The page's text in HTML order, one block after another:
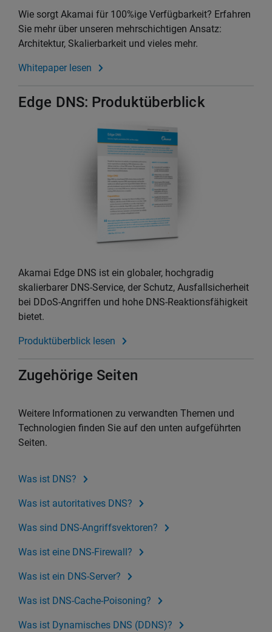
Wie sorgt Akamai für 100%ige Verfügbarkeit? Erfahren
Sie mehr über unseren mehrschichtigen Ansatz:
Architektur, Skalierbarkeit und vieles mehr.
Whitepaper lesen
Edge DNS: Produktüberblick
Akamai Edge DNS ist ein globaler, hochgradig
skalierbarer DNS-Service, der Schutz, Ausfallsicherheit
bei DDoS-Angriffen und hohe DNS-Reaktionsfähigkeit
bietet.
Produktüberblick lesen
Zugehörige Seiten
Weitere Informationen zu verwandten Themen und
Technologien finden Sie auf den unten aufgeführten
Seiten.
Was ist DNS?
Was ist autoritatives DNS?
Was sind DNS-Angriffsvektoren?
Was ist eine DNS-Firewall?
Was ist ein DNS-Server?
Was ist DNS-Cache-Poisoning?
Was ist Dynamisches DNS (DDNS)?